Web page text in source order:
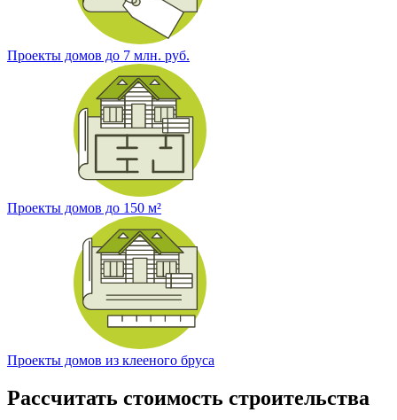
Проекты домов до 7 млн. руб.
Проекты домов до 150 м²
Проекты домов из клееного бруса
Рассчитать стоимость строительства